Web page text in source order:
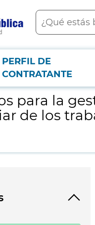
Buscar
PERFIL DE
CONTRATANTE
la gestión de actuaciones en
para la
de los